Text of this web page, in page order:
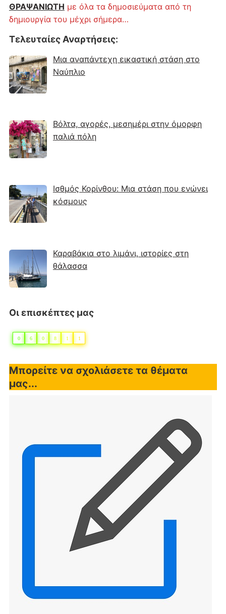
ΘΡΑΨΑΝΙΩΤΗ με όλα τα δημοσιεύματα από τη
δημιουργία του μέχρι σήμερα…
Τελευταίες Αναρτήσεις:
Μια αναπάντεχη εικαστική στάση στο
Ναύπλιο
Βόλτα, αγορές, μεσημέρι στην όμορφη
παλιά πόλη
Ισθμός Κορίνθου: Μια στάση που ενώνει
κόσμους
Καραβάκια στο λιμάνι, ιστορίες στη
θάλασσα
Οι επισκέπτες μας
0 6 0 8 1 1
Μπορείτε να σχολιάσετε τα θέματα
μας...